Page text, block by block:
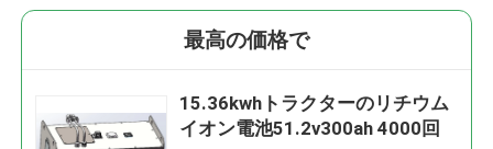
最高の価格で
15.36kwhトラクターのリチウム
イオン電池51.2v300ah 4000回